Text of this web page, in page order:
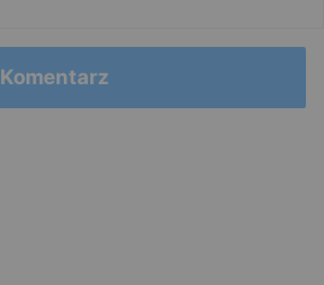
Komentarz